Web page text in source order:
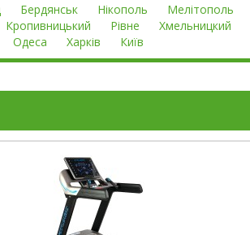
Бердянськ Нікополь Мелітополь
Кропивницький Рівне Хмельницкий
Одеса Харків Київ